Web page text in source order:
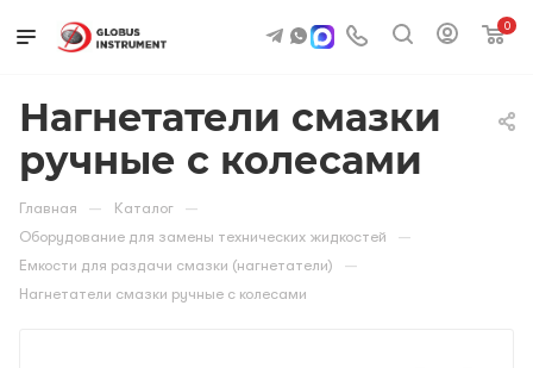
0
Нагнетатели смазки
ручные с колесами
Главная — Каталог —
Оборудование для замены технических жидкостей —
Емкости для раздачи смазки (нагнетатели) —
Нагнетатели смазки ручные с колесами